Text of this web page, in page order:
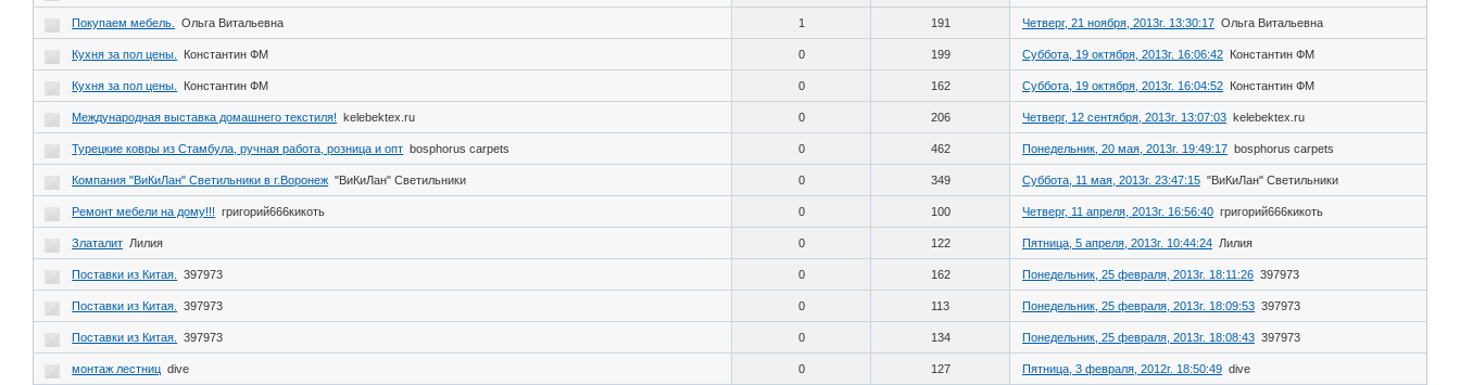
Покупаем мебель. Ольга Витальевна 1 191 Четверг, 21 ноября, 2013г. 13:30:17 Ольга Витальевна
Кухня за пол цены. Константин ФМ 0 199 Суббота, 19 октября, 2013г. 16:06:42 Константин ФМ
Кухня за пол цены. Константин ФМ 0 162 Суббота, 19 октября, 2013г. 16:04:52 Константин ФМ
Международная выставка домашнего текстиля! kelebektex.ru 0 206 Четверг, 12 сентября, 2013г. 13:07:03 kelebektex.ru
Турецкие ковры из Стамбула, ручная работа, розница и опт bosphorus carpets 0 462 Понедельник, 20 мая, 2013г. 19:49:17 bosphorus carpets
Компания "ВиКиЛан" Светильники в г.Воронеж "ВиКиЛан" Светильники 0 349 Суббота, 11 мая, 2013г. 23:47:15 "ВиКиЛан" Светильники
Ремонт мебели на дому!!! григорий666кикоть 0 100 Четверг, 11 апреля, 2013г. 16:56:40 григорий666кикоть
Златалит Лилия 0 122 Пятница, 5 апреля, 2013г. 10:44:24 Лилия
Поставки из Китая. 397973 0 162 Понедельник, 25 февраля, 2013г. 18:11:26 397973
Поставки из Китая. 397973 0 113 Понедельник, 25 февраля, 2013г. 18:09:53 397973
Поставки из Китая. 397973 0 134 Понедельник, 25 февраля, 2013г. 18:08:43 397973
монтаж лестниц dive 0 127 Пятница, 3 февраля, 2012г. 18:50:49 dive